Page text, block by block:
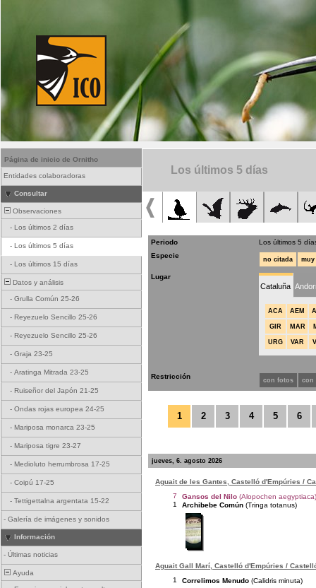
Página de inicio de Ornitho
Entidades colaboradoras
Consultar
Observaciones
- Los últimos 2 días
- Los últimos 5 días
- Los últimos 15 días
Datos y análisis
- Grulla Común 25-26
- Reyezuelo Sencillo 25-26
- Reyezuelo Sencillo 25-26
- Graja 23-25
- Aratinga Mitrada 23-25
- Ruiseñor del Japón 21-25
- Ondas rojas europea 24-25
- Mariposa monarca 23-25
- Mariposa tigre 23-27
- Medioluto herrumbrosa 17-25
- Coipú 17-25
- Tettigettalna argentata 15-22
- Galería de imágenes y sonidos
Información
- Últimas noticias
Ayuda
Los últimos 5 días
Periodo
Los últimos 5
Especie
no citada muy
Lugar
Cataluña
ACA AEM
GIR MAR
URG VAR
Restricción con fotos con
1 2 3 4 5 6
jueves, 6. agosto 2026
Aguait de les Gantes, Castelló d'Empúries /
7
Gansos del Nilo (Alopochen aegyptiaca)
1
Archibebe Común (Tringa totanus)
Aguait Gall Marí, Castelló d'Empúries /
1
Correlimos Menudo (Calidris minuta)